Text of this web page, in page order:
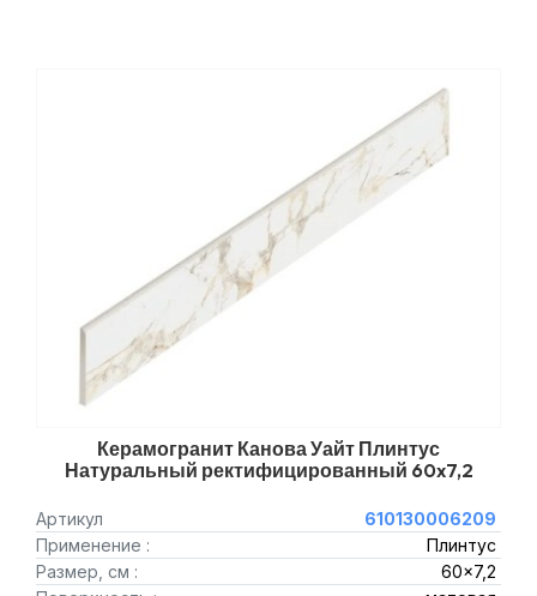
Керамогранит Канова Уайт Плинтус
Натуральный ректифицированный 60x7,2
Артикул
610130006209
Применение :
Плинтус
Размер, см :
60x7,2